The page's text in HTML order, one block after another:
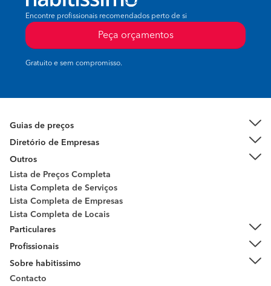
Encontre profissionais recomendados perto de si
Peça orçamentos
Gratuito e sem compromisso.
Guias de preços
Diretório de Empresas
Outros
Lista de Preços Completa
Lista Completa de Serviços
Lista Completa de Empresas
Lista Completa de Locais
Particulares
Profissionais
Sobre habitissimo
Contacto